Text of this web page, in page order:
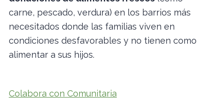
carne, pescado, verdura) en los barrios más
necesitados donde las familias viven en
condiciones desfavorables y no tienen como
alimentar a sus hijos.
Colabora con Comunitaria